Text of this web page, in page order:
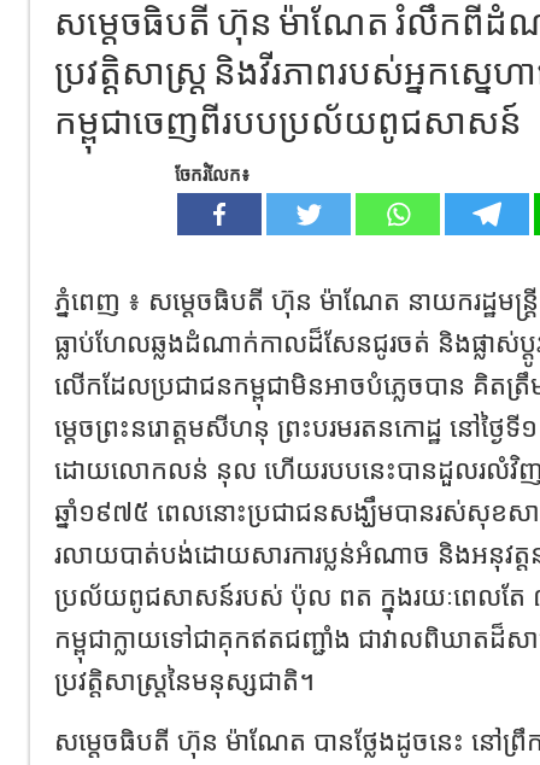
សម្តេចធិបតី ហ៊ុន ម៉ាណែត រំលឹកពីដំ
ប្រវត្តិសាស្ត្រ និងវីរភាពរបស់អ្នកស្នេហ
កម្ពុជាចេញពីរបបប្រល័យពូជសាសន៍
ចែករំលែក៖
ភ្នំពេញ ៖ សម្តេចធិបតី ហ៊ុន ម៉ាណែត នាយករដ្ឋមន្ដ្រី
ធ្លាប់ហែលឆ្លងដំណាក់កាលដ៏សែនជូរចត់ និងផ្លាស់ប្តូរជ
លើកដែលប្រជាជនកម្ពុជាមិនអាចបំភ្លេចបាន គិតត្រឹមក
ម្តេចព្រះនរោត្តមសីហនុ ព្រះបរមរតនកោដ្ឋ នៅថ្ងៃ
ដោយលោកលន់ នុល ហើយរបបនេះបានដួលរលំវិញ
ឆ្នាំ១៩៧៥ ពេលនោះប្រជាជនសង្ឃឹមបានរស់សុខសាន្
រលាយបាត់បង់ដោយសារការប្លន់អំណាច និងអនុវត្ត
ប្រល័យពូជសាសន៍របស់ ប៉ុល ពត ក្នុងរយៈពេលតែ ៣ឆ្
កម្ពុជាក្លាយទៅជាគុកឥតជញ្ជាំង ជាវាលពិឃាតដ៏
ប្រវត្តិសាស្ត្រនៃមនុស្សជាតិ។
សម្តេចធិបតី ហ៊ុន ម៉ាណែត បានថ្លែងដូចនេះ នៅព្រឹ